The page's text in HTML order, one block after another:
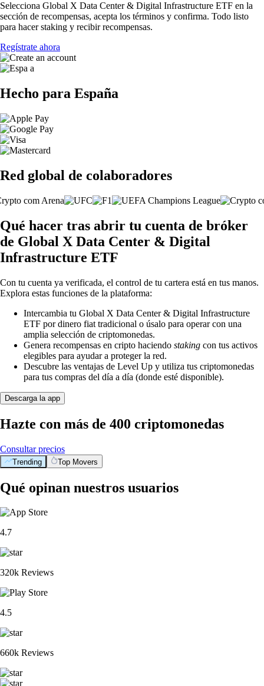
Selecciona Global X Data Center & Digital Infrastructure ETF en la
sección de recompensas, acepta los términos y confirma. Todo listo
para hacer staking y recibir recompensas.
Regístrate ahora
Hecho para España
Red global de colaboradores
Qué hacer tras abrir tu cuenta de bróker
de Global X Data Center & Digital
Infrastructure ETF
Con tu cuenta ya verificada, el control de tu cartera está en tus manos.
Explora estas funciones de la plataforma:
Intercambia tu Global X Data Center & Digital Infrastructure
ETF por dinero fiat tradicional o úsalo para operar con una
amplia selección de criptomonedas.
Genera recompensas en cripto haciendo staking con tus activos
elegibles para ayudar a proteger la red.
Descubre las ventajas de Level Up y utiliza tus criptomonedas
para tus compras del día a día (donde esté disponible).
Descarga la app
Hazte con más de 400 criptomonedas
Consultar precios
Trending Top Movers
Qué opinan nuestros usuarios
4.7
320k Reviews
4.5
660k Reviews